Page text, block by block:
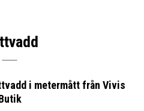
i metermått från Vivis